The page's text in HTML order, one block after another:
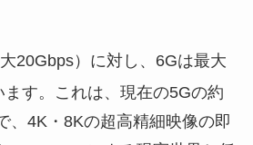
20Gbps）に対し、6Gは最大
す。これは、現在の5Gの約
、4K・8Kの超高精細映像の即